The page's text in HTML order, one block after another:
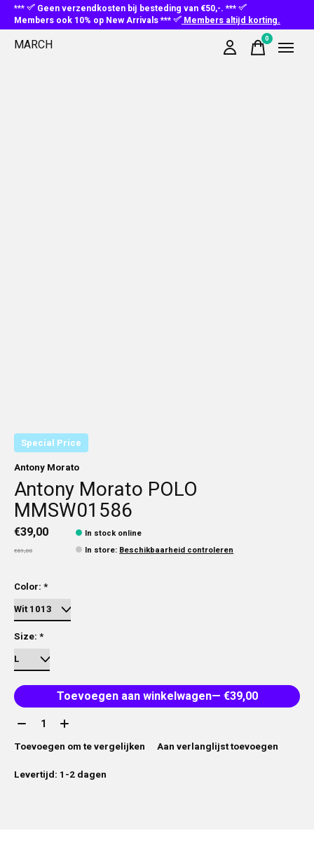
***
Geen verzendkosten bij besteding van €50,-. ***
Members ook 10% op New Arrivals ***
Members altijd korting.
MARCH 0items
Special Price
Antony Morato
Antony Morato POLO
MMSW01586
€39,00
€69,00
In stock online
In store: Beschikbaarheid controleren
Color: *
Size: *
Toevoegen aan winkelwagen
— €39,00
Aantal:
Toevoegen om te vergelijken
Aan verlanglijst toevoegen
Levertijd: 1-2 dagen